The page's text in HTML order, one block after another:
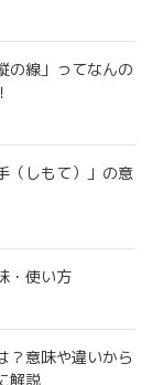
の線」ってなんの
（しもて）」の意
・使い方
？意味や違いから
解説